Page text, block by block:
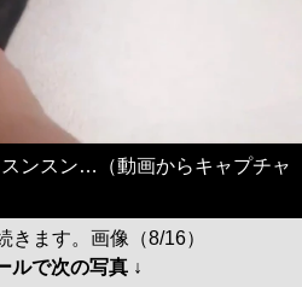
ンスン…（動画からキャプチャ
きます。画像（8/16）
ルで次の写真 ↓